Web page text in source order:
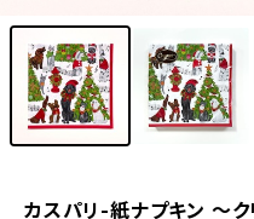
カスパリ-紙ナプキン 〜